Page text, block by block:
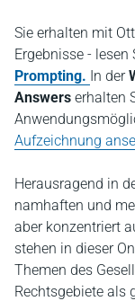
Sie erhalten mit
Ergebnisse - lesen
Prompting. In der
Answers erhalten
Aufzeichnung
Herausragend in
namhaften und
aber konzentriert
stehen in dieser
Themen des
Rechtsgebiete als